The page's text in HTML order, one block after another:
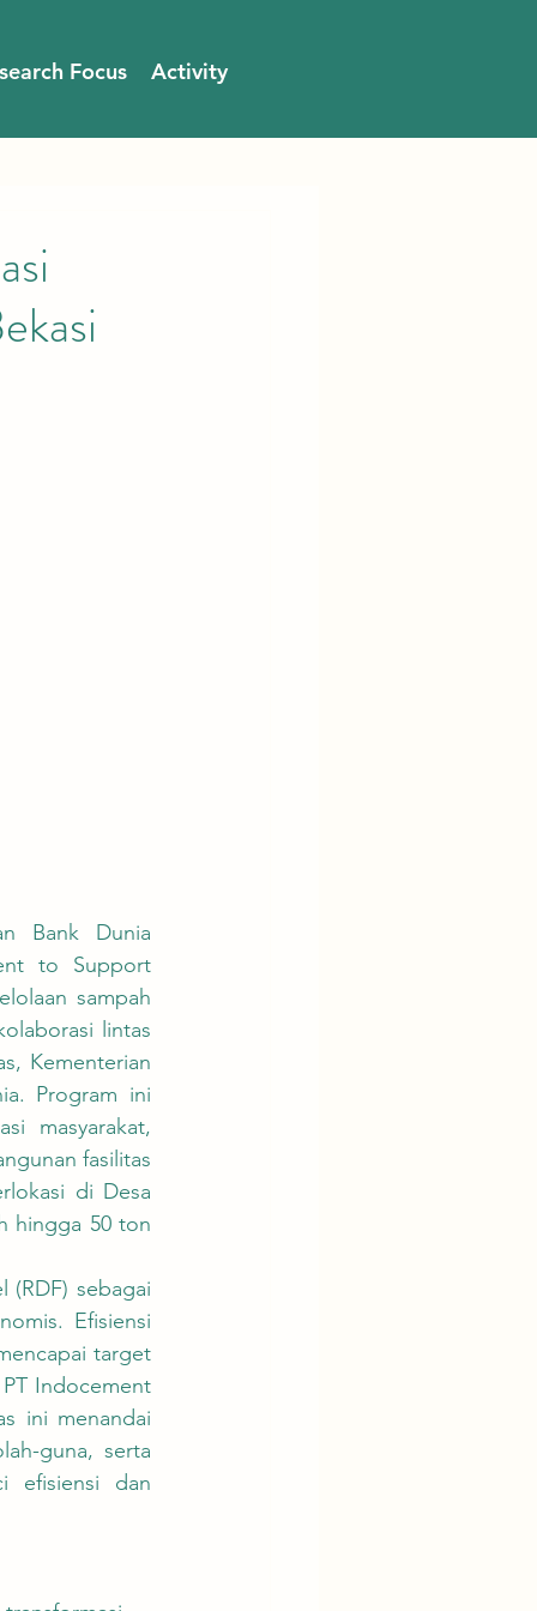
Focus Activity
to Support
sampah
lintas
Kementerian
Program ini
masyarakat,
fasilitas
di Desa
hingga 50 ton
Efisiensi
target
Indocement
ini menandai
guna, serta
efisiensi dan